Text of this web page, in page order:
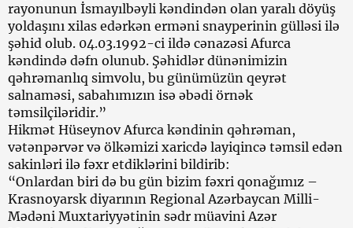
rayonunun İsmayılbəyli kəndindən olan yaralı döyüş
yoldaşını xilas edərkən erməni snayperinin gülləsi ilə
şəhid olub. 04.03.1992-ci ildə cənazəsi Afurca
kəndində dəfn olunub. Şəhidlər dünənimizin
qəhrəmanlıq simvolu, bu günümüzün qeyrət
salnaməsi, sabahımızın isə əbədi örnək
təmsilçiləridir.”
Hikmət Hüseynov Afurca kəndinin qəhrəman,
vətənpərvər və ölkəmizi xaricdə layiqincə təmsil edən
sakinləri ilə fəxr etdiklərini bildirib:
“Onlardan biri də bu gün bizim fəxri qonağımız –
Krasnoyarsk diyarının Regional Azərbaycan Milli-
Mədəni Muxtariyyətinin sədr müavini Azər